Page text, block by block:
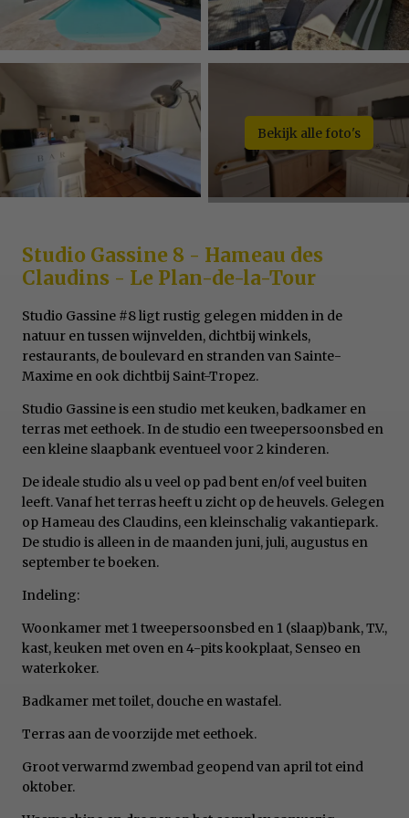
Bekijk alle foto's
Studio Gassine 8 - Hameau des
Claudins - Le Plan-de-la-Tour
Studio Gassine #8 ligt rustig gelegen midden in de
natuur en tussen wijnvelden, dichtbij winkels,
restaurants, de boulevard en stranden van Sainte-
Maxime en ook dichtbij Saint-Tropez.
Studio Gassine is een studio met keuken, badkamer en
terras met eethoek. In de studio een tweepersoonsbed en
een kleine slaapbank eventueel voor 2 kinderen.
De ideale studio als u veel op pad bent en/of veel buiten
leeft. Vanaf het terras heeft u zicht op de heuvels. Gelegen
op Hameau des Claudins, een kleinschalig vakantiepark.
De studio is alleen in de maanden juni, juli, augustus en
september te boeken.
Indeling:
Woonkamer met 1 tweepersoonsbed en 1 (slaap)bank, T.V.,
kast, keuken met oven en 4-pits kookplaat, Senseo en
waterkoker.
Badkamer met toilet, douche en wastafel.
Terras aan de voorzijde met eethoek.
Groot verwarmd zwembad geopend van april tot eind
oktober.